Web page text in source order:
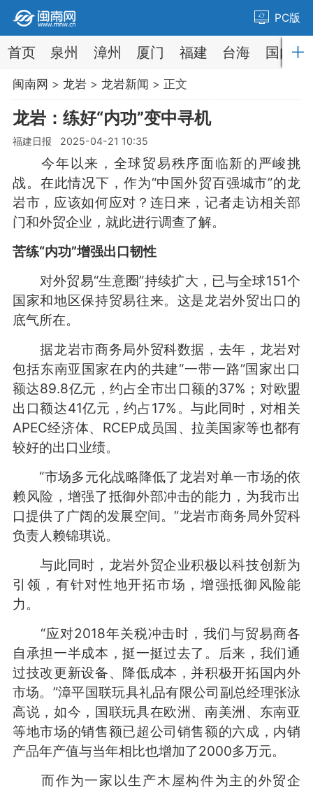
PC版
首页 泉州 漳州 厦门 福建 台海 国内
闽南网 > 龙岩> 龙岩新闻 > 正文
龙岩：练好“内功”变中寻机
福建日报 2025-04-21 10:35
今年以来，全球贸易秩序面临新的严峻挑
战。在此情况下，作为“中国外贸百强城市”的龙
岩市，应该如何应对？连日来，记者走访相关部
门和外贸企业，就此进行调查了解。
苦练“内功”增强出口韧性
对外贸易“生意圈”持续扩大，已与全球151个
国家和地区保持贸易往来。这是龙岩外贸出口的
底气所在。
据龙岩市商务局外贸科数据，去年，龙岩对
包括东南亚国家在内的共建“一带一路”国家出口
额达89.8亿元，约占全市出口额的37%；对欧盟
出口额达41亿元，约占17%。与此同时，对相关
APEC经济体、RCEP成员国、拉美国家等也都有
较好的出口业绩。
“市场多元化战略降低了龙岩对单一市场的依
赖风险，增强了抵御外部冲击的能力，为我市出
口提供了广阔的发展空间。”龙岩市商务局外贸科
负责人赖锦琪说。
与此同时，龙岩外贸企业积极以科技创新为
引领，有针对性地开拓市场，增强抵御风险能
力。
“应对2018年关税冲击时，我们与贸易商各
自承担一半成本，挺一挺过去了。后来，我们通
过技改更新设备、降低成本，并积极开拓国内外
市场。”漳平国联玩具礼品有限公司副总经理张泳
高说，如今，国联玩具在欧洲、南美洲、东南亚
等地市场的销售额已超公司销售额的六成，内销
产品年产值与当年相比也增加了2000多万元。
而作为一家以生产木屋构件为主的外贸企